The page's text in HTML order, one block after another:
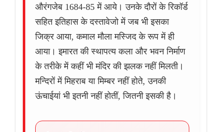
औरंगजेब 1684-85 में आये। उनके दौरों के रिकॉर्ड
सहित इतिहास के दस्तावेजो में जब भी इसका
जिक्र आया, कमाल मौला मस्जिद के रूप में ही
आया। इमारत की स्थापत्य कला और भवन निर्माण
के तरीके में कहीं भी मंदिर की झलक नहीं मिलती।
मन्दिरों में मिहराब या मिम्बर नहीं होते, उनकी
ऊंचाईयां भी इतनी नहीं होतीं, जितनी इसकी है।